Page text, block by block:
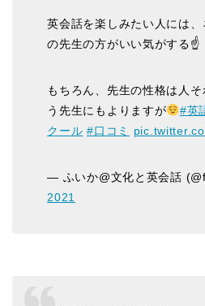
英会話を楽しみたい人には
の先生の方がいい気がする☝️
もちろん、先生の性格は人
う先生にもよりますが
#英
クール #口コミ
— ふいか@文化と英会話
2021